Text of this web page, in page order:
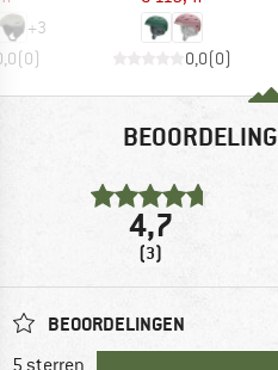
+3
(0) 0,0(0)
4,7
(3)
BEOORDELINGEN
5 sterren